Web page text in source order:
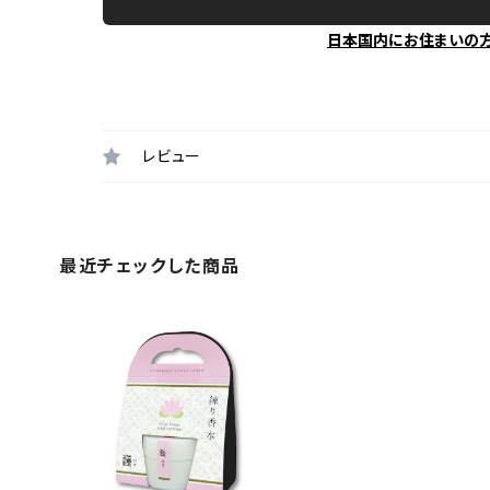
日本国内にお住まいの
レビュー
最近チェックした商品